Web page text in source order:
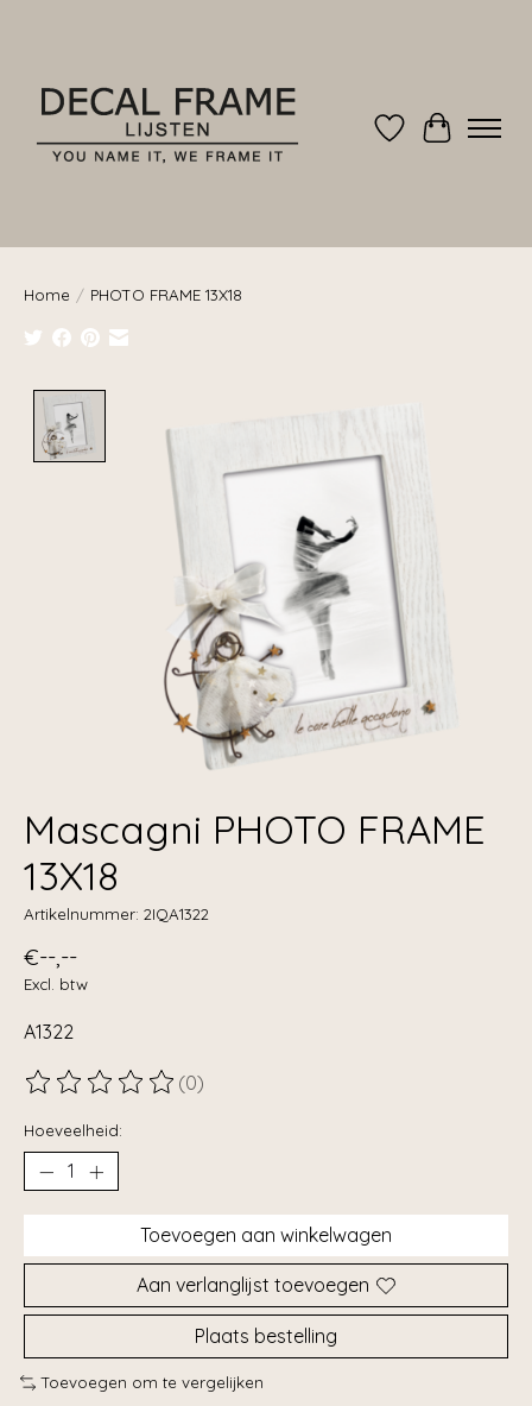
Verlanglijst
Home / PHOTO FRAME 13X18
Mascagni PHOTO FRAME
13X18
Artikelnummer: 2IQA1322
€--,--
Excl. btw
A1322
De beoordeling van dit product is
(0)
Hoeveelheid:
Toevoegen aan winkelwagen
Aan verlanglijst toevoegen
Plaats bestelling
Toevoegen om te vergelijken